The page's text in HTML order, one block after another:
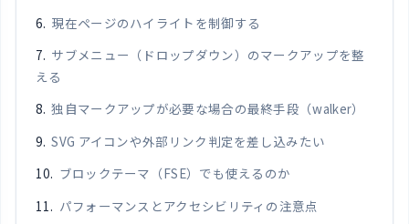
現在ページのハイライトを制御する
サブメニュー（ドロップダウン）のマークアップを整
える
独自マークアップが必要な場合の最終手段（walker）
SVG アイコンや外部リンク判定を差し込みたい
ブロックテーマ（FSE）でも使えるのか
パフォーマンスとアクセシビリティの注意点